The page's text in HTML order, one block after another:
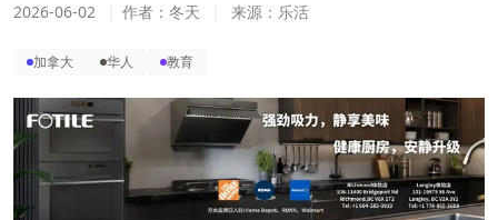
2026-06-02 作者： 冬天 来源： 乐活
加拿大 华人 教育